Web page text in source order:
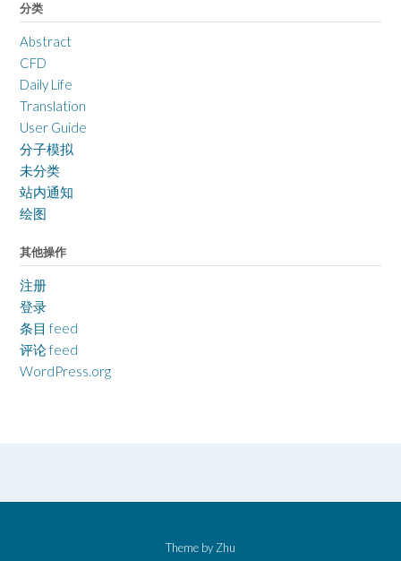
分类
Abstract
CFD
Daily Life
Translation
User Guide
分子模拟
未分类
站内通知
绘图
其他操作
注册
登录
条目 feed
评论 feed
WordPress.org
Theme by Zhu